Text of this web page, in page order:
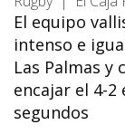
El equipo
intenso e
Las Palmas y
encajar el 4-
segundos